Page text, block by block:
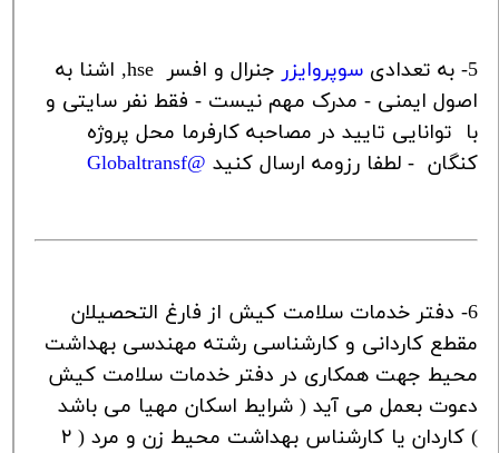
5- به تعدادی سوپروایزر جنرال و افسر hse, اشنا به
اصول ایمنی - مدرک مهم نیست - فقط نفر سایتی و
با توانایی تایید در مصاحبه کارفرما محل پروژه
کنگان - لطفا رزومه ارسال کنید @
Globaltransf
6- دفتر خدمات سلامت کیش از فارغ التحصیلان
مقطع کاردانی و کارشناسی رشته مهندسی بهداشت
محیط جهت همکاری در دفتر خدمات سلامت کیش
دعوت بعمل می آید ( شرایط اسکان مهیا می باشد
)
کاردان یا کارشناس بهداشت محیط زن و مرد ( ۲